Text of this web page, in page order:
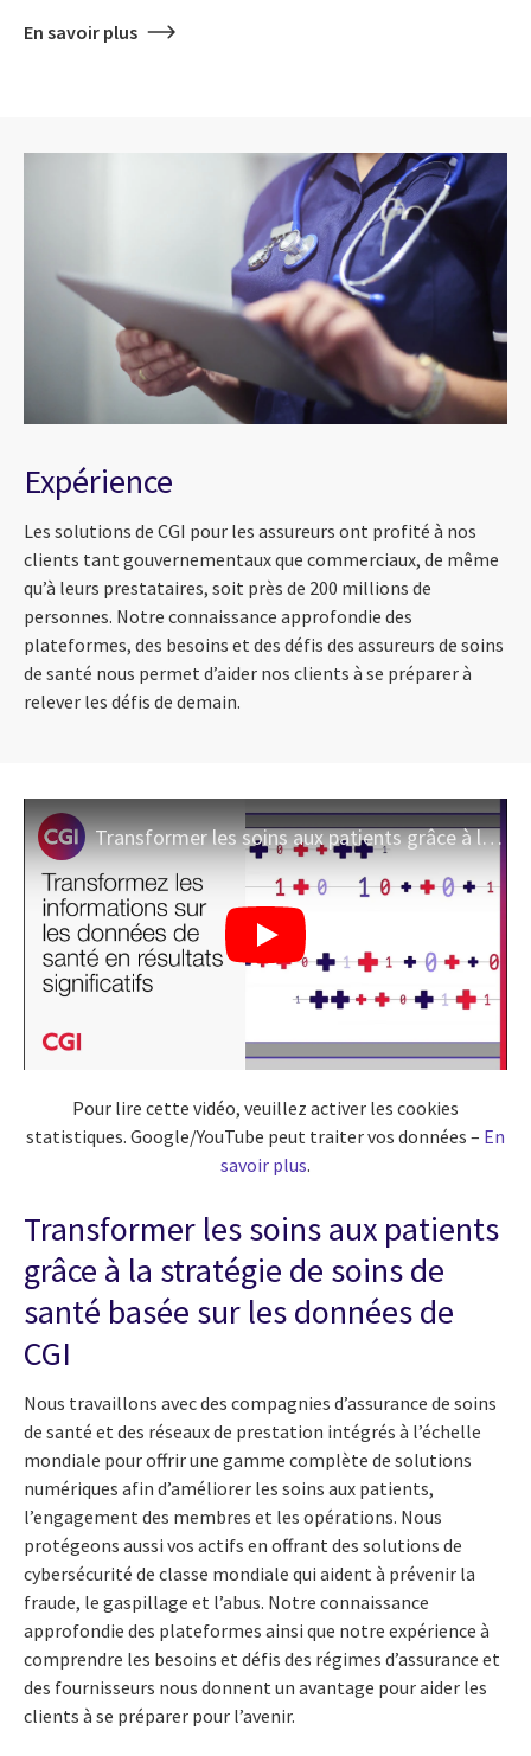
En savoir plus
Expérience
Les solutions de CGI pour les assureurs ont profité à nos
clients tant gouvernementaux que commerciaux, de même
qu’à leurs prestataires, soit près de 200 millions de
personnes. Notre connaissance approfondie des
plateformes, des besoins et des défis des assureurs de soins
de santé nous permet d’aider nos clients à se préparer à
relever les défis de demain.
Transformer les soins aux patients
grâce à la stratégie de soins de
santé basée sur les données de
CGI
Nous travaillons avec des compagnies d’assurance de soins
de santé et des réseaux de prestation intégrés à l’échelle
mondiale pour offrir une gamme complète de solutions
numériques afin d’améliorer les soins aux patients,
l’engagement des membres et les opérations. Nous
protégeons aussi vos actifs en offrant des solutions de
cybersécurité de classe mondiale qui aident à prévenir la
fraude, le gaspillage et l’abus. Notre connaissance
approfondie des plateformes ainsi que notre expérience à
comprendre les besoins et défis des régimes d’assurance et
des fournisseurs nous donnent un avantage pour aider les
clients à se préparer pour l’avenir.
Transformer les soins aux patients grâce à la stratégie de soins de santé basée sur données de CGI
Pour lire cette vidéo, veuillez activer les cookies
statistiques. Google/YouTube peut traiter vos données – En
savoir plus.